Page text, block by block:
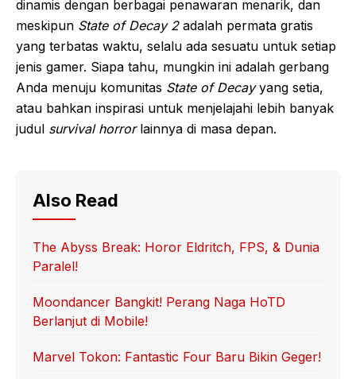
dinamis dengan berbagai penawaran menarik, dan
meskipun State of Decay 2adalah permata gratis
yang terbatas waktu, selalu ada sesuatu untuk setiap
jenis gamer. Siapa tahu, mungkin ini adalah gerbang
Anda menuju komunitas State of Decayyang setia,
atau bahkan inspirasi untuk menjelajahi lebih banyak
judul survival horrorlainnya di masa depan.
Also Read
The Abyss Break: Horor Eldritch, FPS, & Dunia
Paralel!
Moondancer Bangkit! Perang Naga HoTD
Berlanjut di Mobile!
Marvel Tokon: Fantastic Four Baru Bikin Geger!